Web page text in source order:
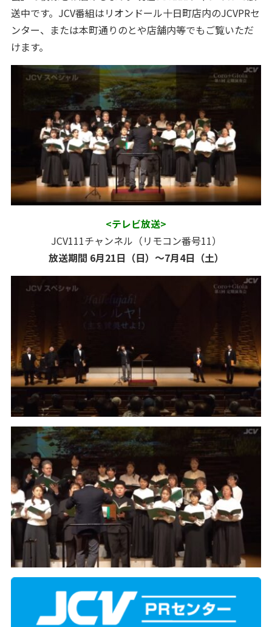
送中です。JCV番組はリオンドール十日町店内のJCVPRセ
ンター、または本町通りのとや店舗内等でもご覧いただ
けます。
<テレビ放送>
JCV111チャンネル（リモコン番号11）
放送期間 6月21日（日）～7月4日（土）